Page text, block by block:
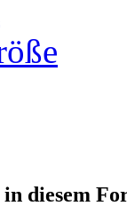
diesem